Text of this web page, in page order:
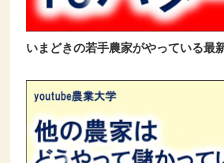
いまどきの若手農家がやっている